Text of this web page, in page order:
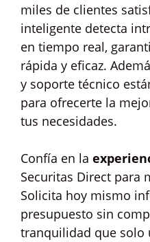
miles de clientes
inteligente detecta
en tiempo real,
rápida y eficaz.
y soporte técnico
para ofrecerte la
tus necesidades.
Confía en la
Securitas Direct para
Solicita hoy mismo
presupuesto sin
tranquilidad que solo